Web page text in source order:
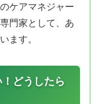
ケアマネジャー
門家として、あ
ます。
どうしたら